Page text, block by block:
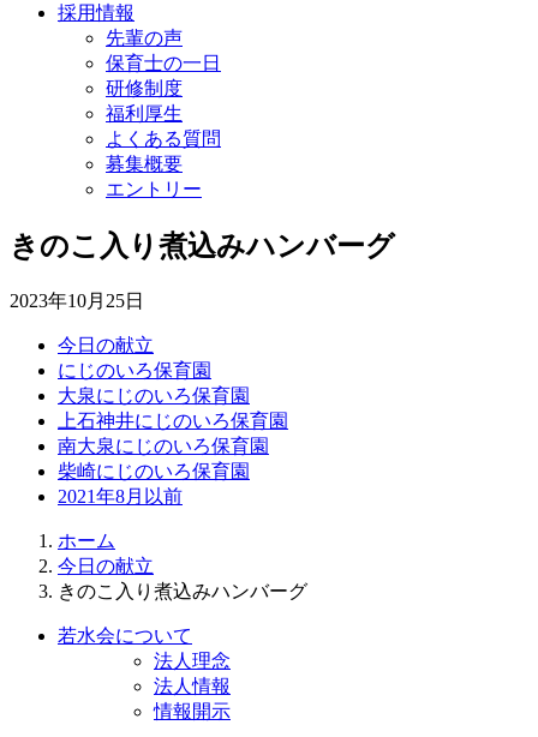
採用情報
先輩の声
保育士の一日
研修制度
福利厚生
よくある質問
募集概要
エントリー
きのこ入り煮込みハンバーグ
2023年10月25日
今日の献立
にじのいろ保育園
大泉にじのいろ保育園
上石神井にじのいろ保育園
南大泉にじのいろ保育園
柴崎にじのいろ保育園
2021年8月以前
ホーム
今日の献立
きのこ入り煮込みハンバーグ
若水会について
法人理念
法人情報
情報開示